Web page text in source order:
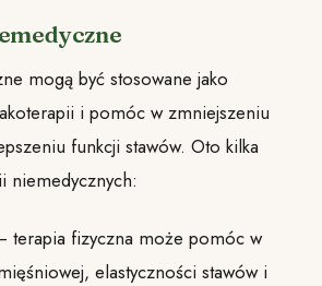
mogą być stosowane jako
i pomóc w zmniejszeniu
funkcji stawów. Oto kilka
niemedycznych:
fizyczna może pomóc w
elastyczności stawów i